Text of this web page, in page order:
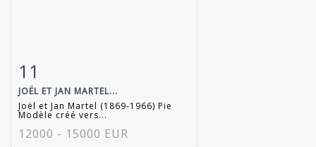
Fiche détaillée
11
JOËL ET JAN MARTEL...
Joël et Jan Martel (1869-1966) Pie
Modèle créé vers...
12000 - 15000 EUR